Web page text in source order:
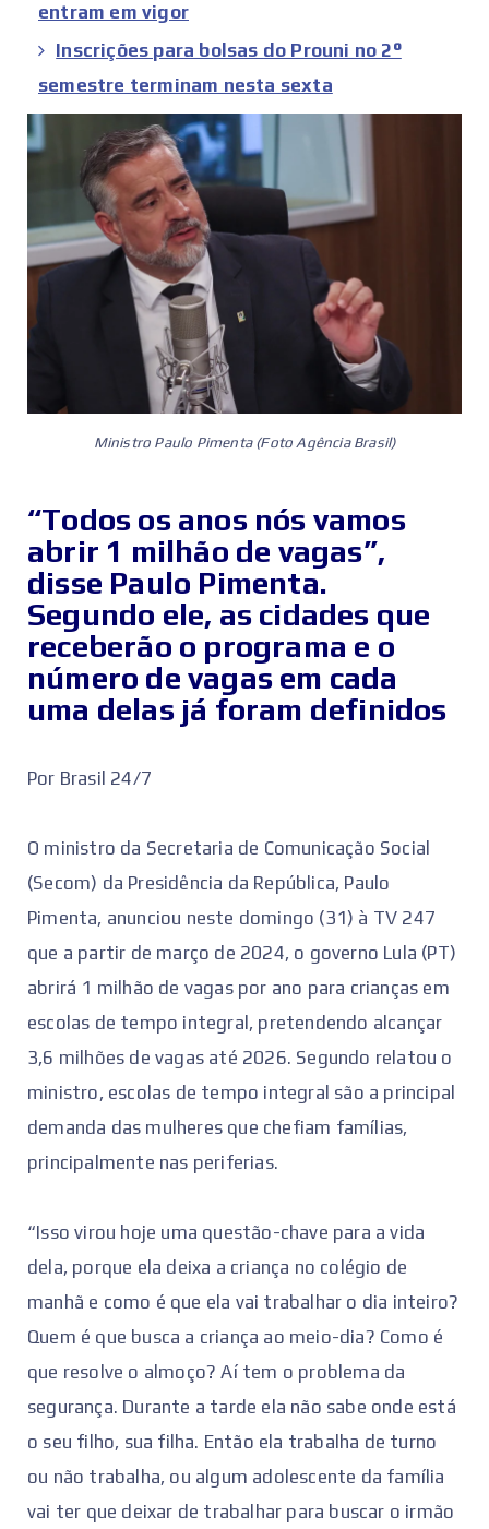
entram em vigor
Inscrições para bolsas do Prouni no 2°
semestre terminam nesta sexta
Ministro Paulo Pimenta (Foto Agência Brasil)
“Todos os anos nós vamos
abrir 1 milhão de vagas”,
disse Paulo Pimenta.
Segundo ele, as cidades que
receberão o programa e o
número de vagas em cada
uma delas já foram definidos
Por Brasil 24/7
O ministro da Secretaria de Comunicação Social
(Secom) da Presidência da República, Paulo
Pimenta, anunciou neste domingo (31) à TV 247
que a partir de março de 2024, o governo Lula (PT)
abrirá 1 milhão de vagas por ano para crianças em
escolas de tempo integral, pretendendo alcançar
3,6 milhões de vagas até 2026. Segundo relatou o
ministro, escolas de tempo integral são a principal
demanda das mulheres que chefiam famílias,
principalmente nas periferias.
“Isso virou hoje uma questão-chave para a vida
dela, porque ela deixa a criança no colégio de
manhã e como é que ela vai trabalhar o dia inteiro?
Quem é que busca a criança ao meio-dia? Como é
que resolve o almoço? Aí tem o problema da
segurança. Durante a tarde ela não sabe onde está
o seu filho, sua filha. Então ela trabalha de turno
ou não trabalha, ou algum adolescente da família
vai ter que deixar de trabalhar para buscar o irmão